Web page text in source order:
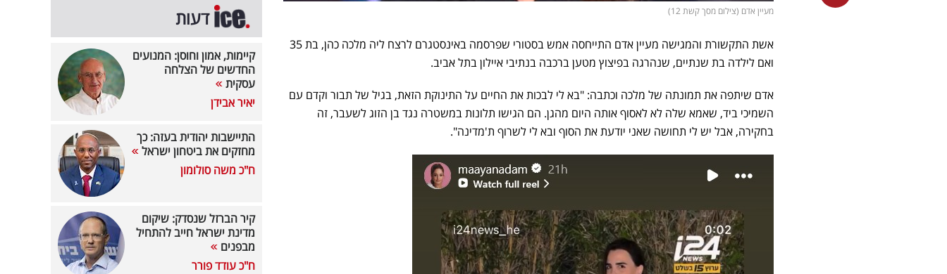
מעיין אדם (צילום מסך קשת 12)
אשת התקשורת והמגישה מעיין אדם התייחסה אמש בסטורי שפרסמה באינסטגרם לרצח ליה מלכה כהן, בת 35
ואם לילדה בת שנתיים, שנהרגה בפיצוץ מטען ברכבה בנתיבי איילון בתל אביב.
אדם שיתפה את תמונתה של מלכה וכתבה: "בא לי לבכות את החיים על התינוקת הזאת, בגיל של תבור וקדם עם
השמיכי ביד, שאמא שלה לא לאסוף אותה היום מהגן. הם הגישו תלונות במשטרה נגד בן הזוג לשעבר, זה
בחקירה, אבל יש לי תחושה שאני יודעת את הסוף ובא לי לשרוף ת'מדינה".
דעות
קיימות, אמון וחוסן: המנועים
החדשים של הצלחה
עסקית
יאיר אבידן
התיישבות יהודית בעזה: כך
מחזקים את ביטחון ישראל
ח"כ משה סולומון
קיר הברזל שנסדק: שיקום
מדינת ישראל חייב להתחיל
מבפנים
ח"כ עודד פורר